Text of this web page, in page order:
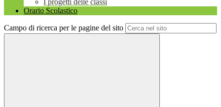
I progetti delle classi
Orario Scolastico
Campo di ricerca per le pagine del sito